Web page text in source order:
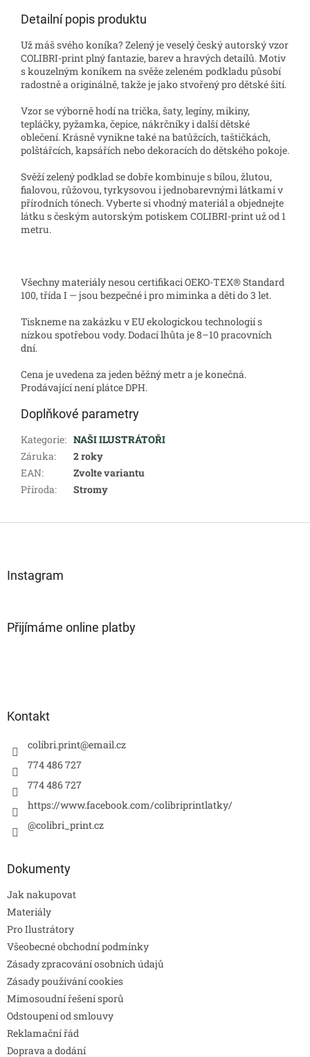
Detailní popis produktu
Už máš svého koníka? Zelený je veselý český autorský vzor
COLIBRI-print plný fantazie, barev a hravých detailů. Motiv
s kouzelným koníkem na svěže zeleném podkladu působí
radostně a originálně, takže je jako stvořený pro dětské šití.
Vzor se výborně hodí na trička, šaty, legíny, mikiny,
tepláčky, pyžamka, čepice, nákrčníky i další dětské
oblečení. Krásně vynikne také na batůžcích, taštičkách,
polštářcích, kapsářích nebo dekoracích do dětského pokoje.
Svěží zelený podklad se dobře kombinuje s bílou, žlutou,
fialovou, růžovou, tyrkysovou i jednobarevnými látkami v
přírodních tónech. Vyberte si vhodný materiál a objednejte
látku s českým autorským potiskem COLIBRI-print už od 1
metru.
Všechny materiály nesou certifikaci OEKO-TEX® Standard
100, třída I — jsou bezpečné i pro miminka a děti do 3 let.
Tiskneme na zakázku v EU ekologickou technologií s
nízkou spotřebou vody. Dodací lhůta je 8–10 pracovních
dní.
Cena je uvedena za jeden běžný metr a je konečná.
Prodávající není plátce DPH.
Doplňkové parametry
Kategorie: NAŠI ILUSTRÁTOŘI
Záruka:
2 roky
EAN:
Zvolte variantu
Příroda: Stromy
Instagram
Přijímáme online platby
Kontakt
colibri.print@email.cz
774 486 727
774 486 727
https://www.facebook.com/colibriprintlatky/
@colibri_print.cz
Dokumenty
Jak nakupovat
Materiály
Pro Ilustrátory
Všeobecné obchodní podmínky
Zásady zpracování osobních údajů
Zásady používání cookies
Mimosoudní řešení sporů
Odstoupení od smlouvy
Reklamační řád
Doprava a dodání